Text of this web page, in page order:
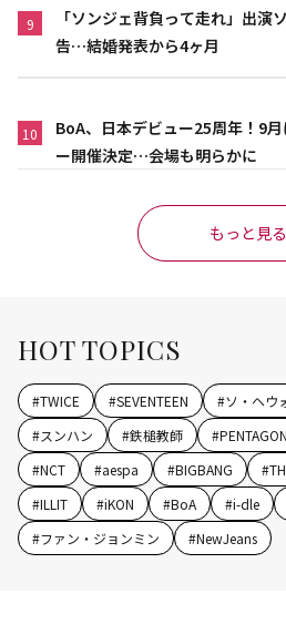
9
「ソンジェ背負って走れ」出演
告…結婚発表から4ヶ月
10
BoA、日本デビュー25周年！9
ー開催決定…会場も明らかに
もっと見る
HOT TOPICS
#TWICE #SEVENTEEN #ソ・ヘウ
#スンハン #鉄槌教師 #PENTAGON
#NCT #aespa #BIGBANG #
#ILLIT #iKON #BoA #i-dle
#ファン・ジョンミン #NewJeans